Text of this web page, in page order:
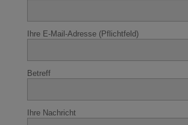
Ihre E-Mail-Adresse (Pflichtfeld)
Betreff
Ihre Nachricht